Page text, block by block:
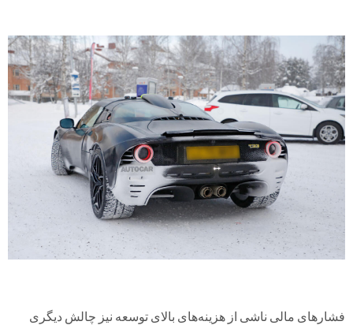
فشارهای مالی ناشی از هزینه‌های بالای توسعه نیز چالش دیگری